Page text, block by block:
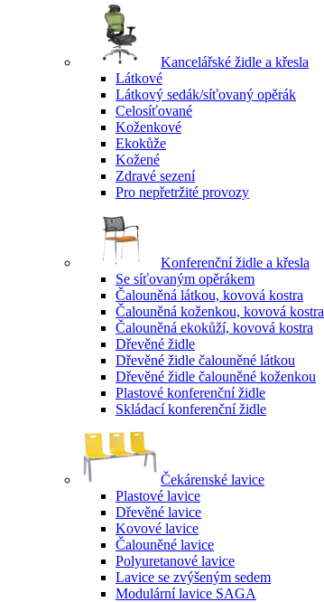
Kancelářské židle a křesla
Látkové
Látkový sedák/síťovaný opěrák
Celosíťované
Koženkové
Ekokůže
Kožené
Zdravé sezení
Pro nepřetržité provozy
Konferenční židle a křesla
Se síťovaným opěrákem
Čalouněná látkou, kovová kostra
Čalouněná koženkou, kovová kostra
Čalouněná ekokůží, kovová kostra
Dřevěné židle
Dřevěné židle čalouněné látkou
Dřevěné židle čalouněné koženkou
Plastové konferenční židle
Skládací konferenční židle
Čekárenské lavice
Plastové lavice
Dřevěné lavice
Kovové lavice
Čalouněné lavice
Polyuretanové lavice
Lavice se zvýšeným sedem
Modulární lavice SAGA